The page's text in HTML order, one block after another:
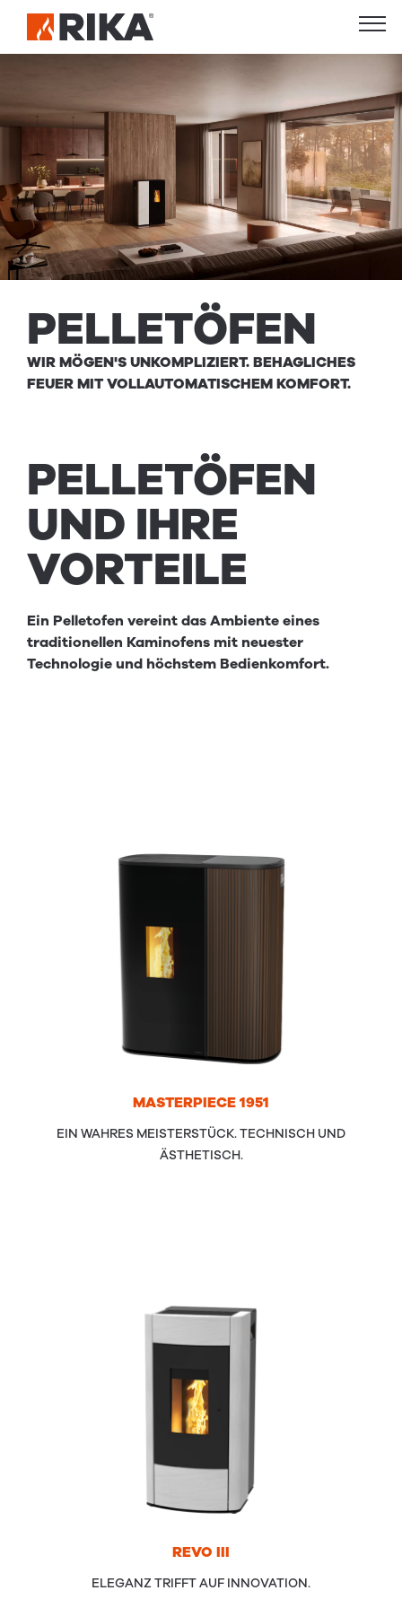
PELLET­ÖFEN
WIR MÖGEN'S UNKOMPLIZIERT. BEHAGLICHES
FEUER MIT VOLLAUTOMATISCHEM KOMFORT.
PEL­LETÖFEN
UND IHRE
VORTEILE
Ein Pelletofen vereint das Ambiente eines
traditionellen Kaminofens mit neuester
Technologie und höchstem Bedienkomfort.
MAS­TER­PIECE1951
EIN WAHRES MEISTERSTÜCK. TECHNISCH UND
ÄSTHETISCH.
REVO III
ELEGANZ TRIFFT AUF INNOVATION.